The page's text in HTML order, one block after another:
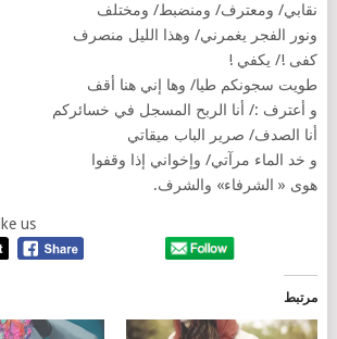
نقابي/ ومعترف/ ومنضبط/ ومختلف
ونور الفجر يغمرني/ وهذا الليل منصرف
كفى !/ يكفي !
طويت سجونكم طيا/ وها إني هنا أقف
و أعترف :/ أنا الربح المسجل في خسائركم
أنا الصدف/ صرير الباب ميقاتي
و خد الماء مرآتي/ وإخواني إذا وقفوا
هوى « الشرفاء» والشرف.
us:
مرتبط